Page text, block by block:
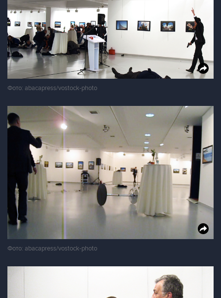
Фото: abacapress/vostock-photo
Фото: abacapress/vostock-photo